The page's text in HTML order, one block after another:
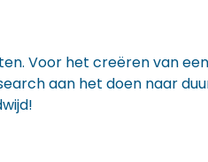
Voor het creëren van
aan het doen naar